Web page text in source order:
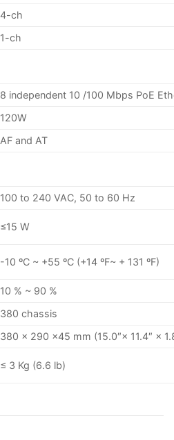
4-ch
1-ch
8 independent 10 /100 Mbps PoE
120W
AF and AT
100 to 240 VAC, 50 to 60 Hz
≤15 W
-10 ºC ~ +55 ºC (+14 ºF~ + 131 ºF)
10 % ~ 90 %
380 chassis
380 × 290 ×45 mm (15.0″× 11.4″ ×
≤ 3 Kg (6.6 lb)